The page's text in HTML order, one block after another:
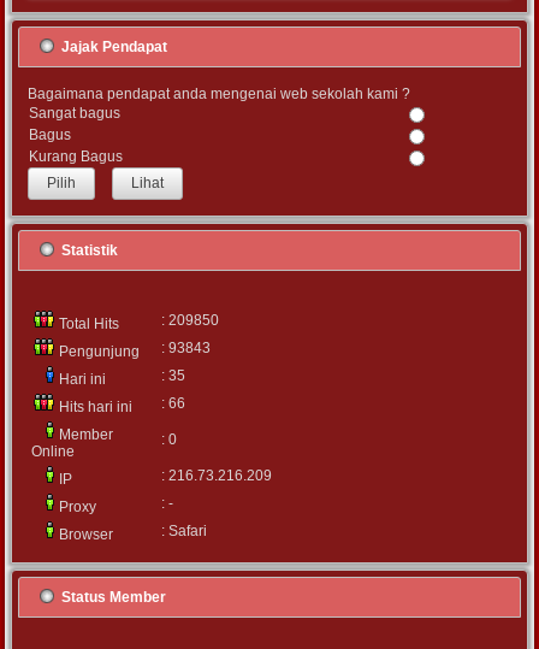
Jajak Pendapat
Bagaimana pendapat anda mengenai web sekolah kami ?
Sangat bagus
Bagus
Kurang Bagus
Lihat
Statistik
Total Hits
: 209850
Pengunjung
: 93843
Hari ini
: 35
Hits hari ini
: 66
Member
Online
: 0
IP
: 216.73.216.209
Proxy
: -
Browser
: Safari
Status Member